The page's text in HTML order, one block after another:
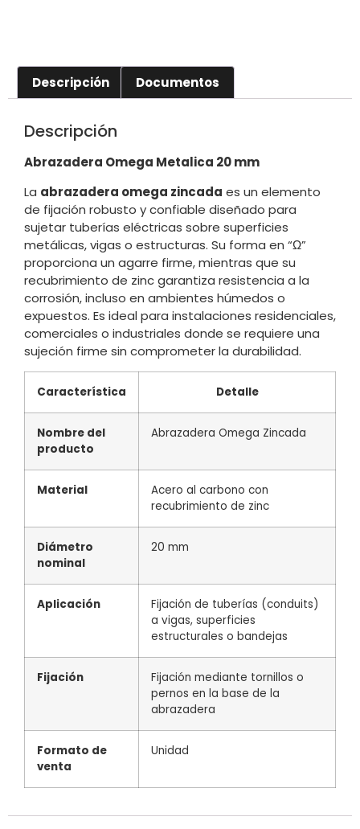
Descripción Documentos
Descripción
Abrazadera Omega Metalica 20 mm
La abrazadera omega zincada es un elemento
de fijación robusto y confiable diseñado para
sujetar tuberías eléctricas sobre superficies
metálicas, vigas o estructuras. Su forma en “Ω”
proporciona un agarre firme, mientras que su
recubrimiento de zinc garantiza resistencia a la
corrosión, incluso en ambientes húmedos o
expuestos. Es ideal para instalaciones residenciales,
comerciales o industriales donde se requiere una
sujeción firme sin comprometer la durabilidad.
Característica Detalle
Nombre del
producto
Abrazadera Omega Zincada
Material
Acero al carbono con
recubrimiento de zinc
Diámetro
nominal
20 mm
Aplicación
Fijación de tuberías (conduits)
a vigas, superficies
estructurales o bandejas
Fijación
Fijación mediante tornillos o
pernos en la base de la
abrazadera
Formato de
venta
Unidad